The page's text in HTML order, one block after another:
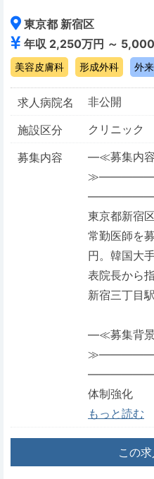
東京都 新宿区
年収 2,250万円 ～
美容皮膚科 形成外科 外来
求人病院名
非公開
施設区分
クリニック
募集内容
―≪募集内容
東京都新宿
常勤医師を
円。韓国大
表院長から
新宿三丁目
―≪募集背
体制強化
もっと読む
この